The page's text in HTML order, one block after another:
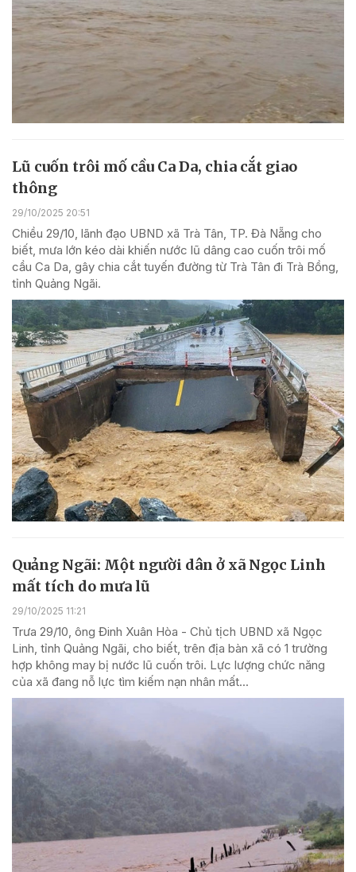
Lũ cuốn trôi mố cầu Ca Da, chia cắt giao
thông
29/10/2025 20:51
Chiều 29/10, lãnh đạo UBND xã Trà Tân, TP. Đà Nẵng cho
biết, mưa lớn kéo dài khiến nước lũ dâng cao cuốn trôi mố
cầu Ca Da, gây chia cắt tuyến đường từ Trà Tân đi Trà Bồng,
tỉnh Quảng Ngãi.
Quảng Ngãi: Một người dân ở xã Ngọc Linh
mất tích do mưa lũ
29/10/2025 11:21
Trưa 29/10, ông Đinh Xuân Hòa - Chủ tịch UBND xã Ngọc
Linh, tỉnh Quảng Ngãi, cho biết, trên địa bàn xã có 1 trường
hợp không may bị nước lũ cuốn trôi. Lực lượng chức năng
của xã đang nỗ lực tìm kiếm nạn nhân mất...